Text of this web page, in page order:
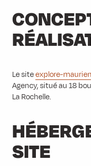
Le siteexplore-
Agency, situé au 18
La Rochelle.
SITE